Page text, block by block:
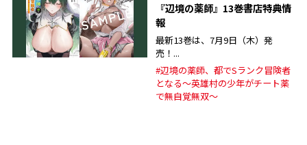
『辺境の薬師』13巻書店特典情
報
最新13巻は、7月9日（木）発
売！...
#辺境の薬師、都でSランク冒険者
となる～英雄村の少年がチート薬
で無自覚無双〜